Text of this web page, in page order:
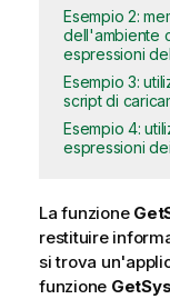
Esempio 2:
dell'ambiente
espressioni
Esempio 3:
script di
Esempio 4:
espressioni
La funzione
restituire
si trova
funzione